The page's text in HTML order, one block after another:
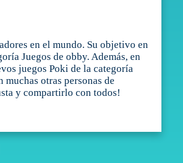
en el mundo. Su objetivo en
Juegos de obby. Además, en
juegos Poki de la categoría
otras personas de
y compartirlo con todos!